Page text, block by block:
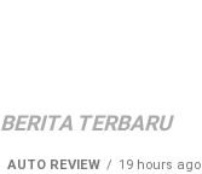
BERITA TERBARU
AUTO REVIEW 19 hours ago